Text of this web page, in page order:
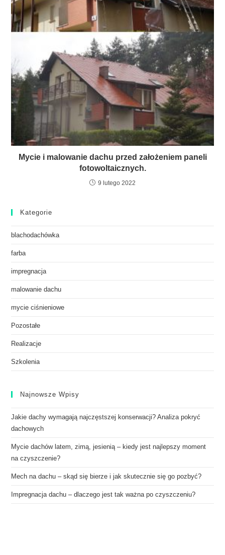
Mycie i malowanie dachu przed założeniem paneli
fotowoltaicznych.
9 lutego 2022
Kategorie
blachodachówka
farba
impregnacja
malowanie dachu
mycie ciśnieniowe
Pozostałe
Realizacje
Szkolenia
Najnowsze Wpisy
Jakie dachy wymagają najczęstszej konserwacji? Analiza pokryć
dachowych
Mycie dachów latem, zimą, jesienią – kiedy jest najlepszy moment
na czyszczenie?
Mech na dachu – skąd się bierze i jak skutecznie się go pozbyć?
Impregnacja dachu – dlaczego jest tak ważna po czyszczeniu?